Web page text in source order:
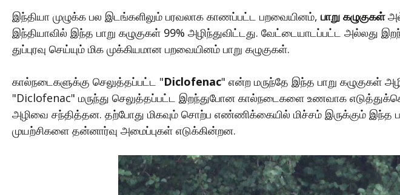
இந்தியா முழுக்க பல இடங்களிலும் பரவலாக காணப்பட்ட பறவையினம், பாறு கழுகுகள்
இந்தியாவில் இந்த பாறு கழுகுகள் 99% அழிந்துவிட்டது. வேட்டையாடப்பட்ட
துப்புரவு செய்யும் மிக முக்கியமான பறவையினம் பாறு கழுகுகள்.
கால்நடைகளுக்கு செலுத்தப்பட்ட "Diclofenac" என்ற மருந்தே இந்த பாறு கழுகுகள்
"Diclofenac" மருந்து செலுத்தப்பட்ட இறந்துபோன கால்நடைகளை உணவாக
அழிவை சந்தித்தன. தற்போது மிகவும் சொற்ப எண்ணிக்கையில் மிச்சம் இருக்கும் இந்த
முயற்சிகளை தன்னார்வு அமைப்புகள் எடுக்கின்றன.